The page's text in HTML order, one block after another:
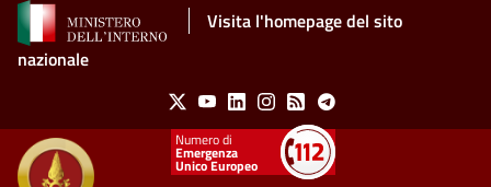
Salta al contenuto principaleVisita l'homepage del sito
nazionale
Social Menu
X YoutubeLinkedinInstagram
Feed Telegram
Emergenza
Unico Europeo